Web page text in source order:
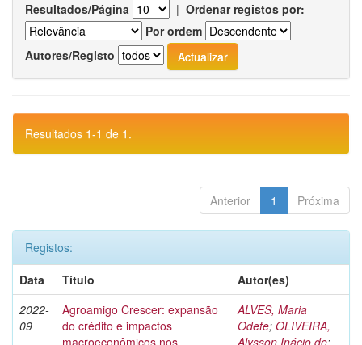
Resultados/Página | Ordenar registos por:
Por ordem
Autores/Registo
Resultados 1-1 de 1.
Anterior 1 Próxima
Registos:
Data
Título
Autor(es)
2022-
09
Agroamigo Crescer: expansão
do crédito e impactos
macroeconômicos nos
ALVES, Maria
Odete; OLIVEIRA,
Alysson Inácio de;